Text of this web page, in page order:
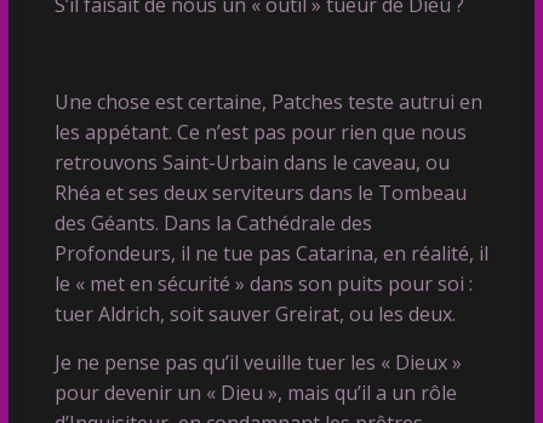
Une chose est certaine, Patches teste autrui en
les appétant. Ce n’est pas pour rien que nous
retrouvons Saint-Urbain dans le caveau, ou
Rhéa et ses deux serviteurs dans le Tombeau
des Géants. Dans la Cathédrale des
Profondeurs, il ne tue pas Catarina, en réalité, il
le « met en sécurité » dans son puits pour soi :
tuer Aldrich, soit sauver Greirat, ou les deux.
Je ne pense pas qu’il veuille tuer les « Dieux »
pour devenir un « Dieu », mais qu’il a un rôle